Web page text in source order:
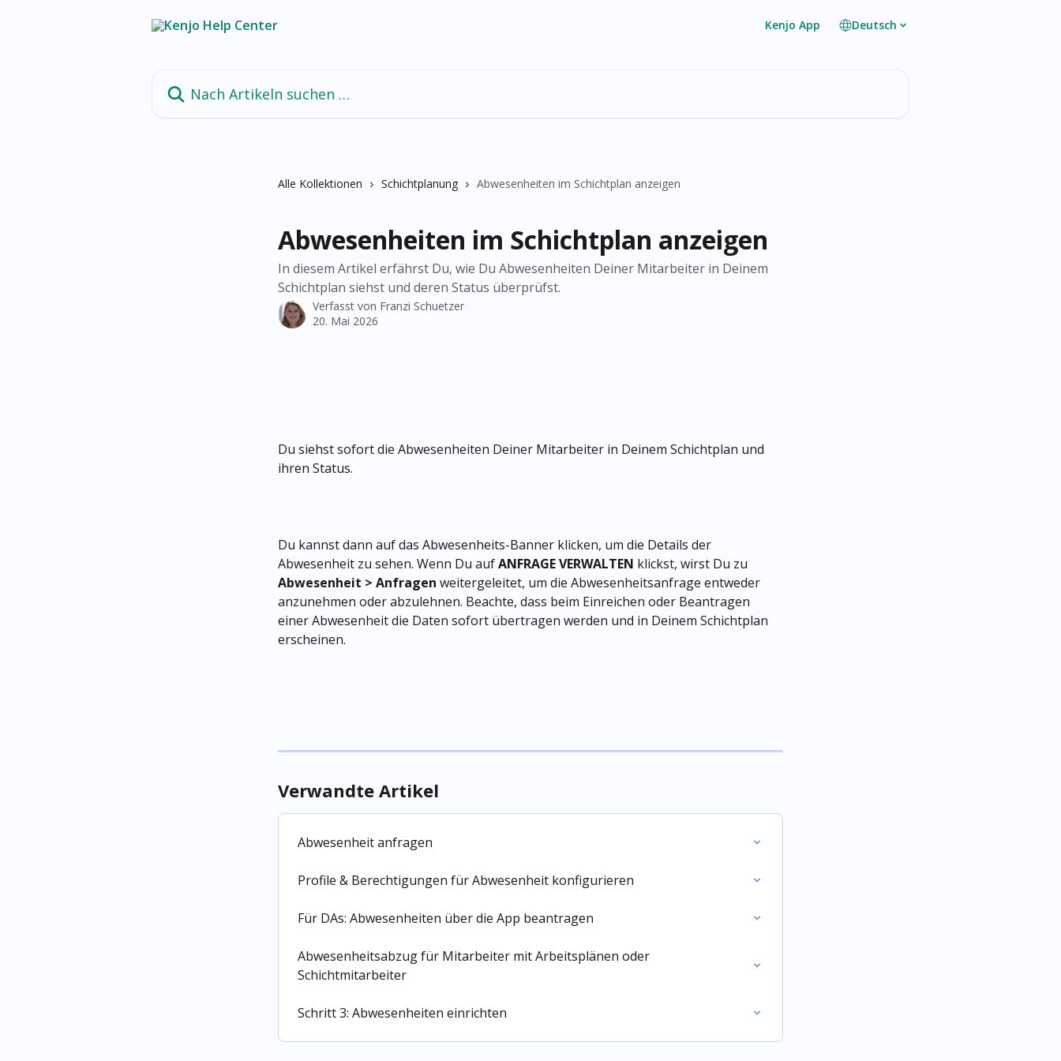
Kenjo App Deutsch
Alle Kollektionen Schichtplanung Abwesenheiten im Schichtplan anzeigen
Abwesenheiten im Schichtplan anzeigen
In diesem Artikel erfährst Du, wie Du Abwesenheiten Deiner Mitarbeiter in Deinem
Schichtplan siehst und deren Status überprüfst.
Verfasst von Franzi Schuetzer
20. Mai 2026
Du siehst sofort die Abwesenheiten Deiner Mitarbeiter in Deinem Schichtplan und
ihren Status.
Du kannst dann auf das Abwesenheits-Banner klicken, um die Details der
Abwesenheit zu sehen. Wenn Du auf ANFRAGE VERWALTEN klickst, wirst Du zu
Abwesenheit > Anfragen weitergeleitet, um die Abwesenheitsanfrage entweder
anzunehmen oder abzulehnen. Beachte, dass beim Einreichen oder Beantragen
einer Abwesenheit die Daten sofort übertragen werden und in Deinem Schichtplan
erscheinen.
Verwandte Artikel
Abwesenheit anfragen
Profile & Berechtigungen für Abwesenheit konfigurieren
Für DAs: Abwesenheiten über die App beantragen
Abwesenheitsabzug für Mitarbeiter mit Arbeitsplänen oder
Schichtmitarbeiter
Schritt 3: Abwesenheiten einrichten